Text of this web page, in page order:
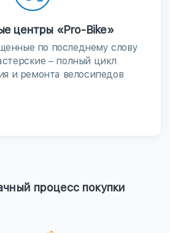
центры «Pro-Bike»
по последнему слову
– полный цикл
и ремонта велосипедов
процесс покупки